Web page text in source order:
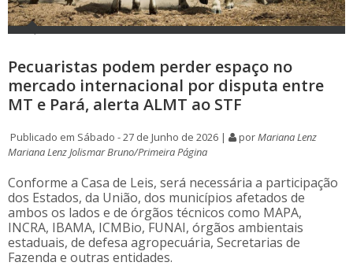
Pecuaristas podem perder espaço no
mercado internacional por disputa entre
MT e Pará, alerta ALMT ao STF
Publicado em Sábado - 27 de Junho de 2026 | porMariana Lenz
Mariana Lenz Jolismar Bruno/Primeira Página
Conforme a Casa de Leis, será necessária a participação
dos Estados, da União, dos municípios afetados de
ambos os lados e de órgãos técnicos como MAPA,
INCRA, IBAMA, ICMBio, FUNAI, órgãos ambientais
estaduais, de defesa agropecuária, Secretarias de
Fazenda e outras entidades.